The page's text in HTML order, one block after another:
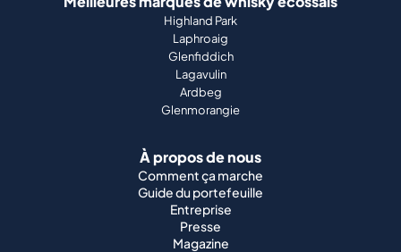
Highland Park
Laphroaig
Glenfiddich
Lagavulin
Ardbeg
Glenmorangie
À propos de nous
Comment ça marche
Guide du portefeuille
Entreprise
Presse
Magazine